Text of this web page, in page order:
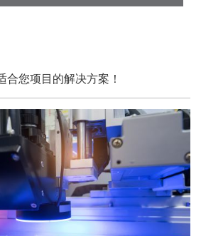
您项目的解决方案！